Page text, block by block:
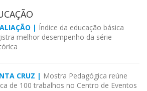
| Índice da educação básica
melhor desempenho da série
CRUZ | Mostra Pedagógica reúne
de 100 trabalhos no Centro de Eventos